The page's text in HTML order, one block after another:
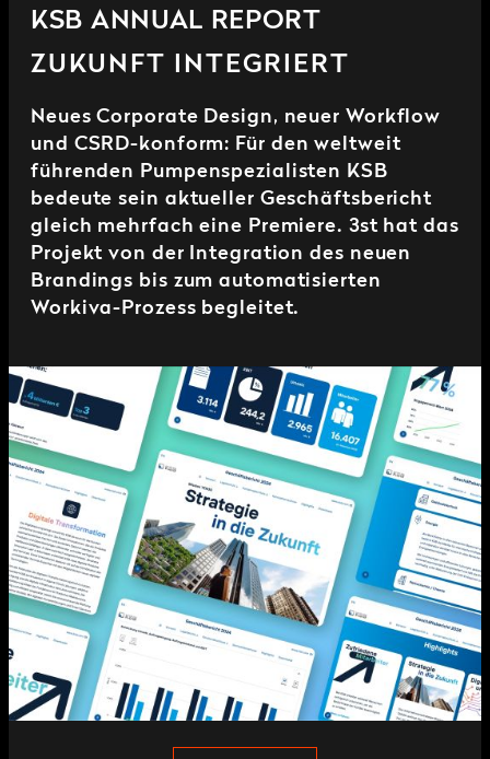
KSB ANNUAL REPORT
ZUKUNFT INTEGRIERT
Neues Corporate Design, neuer Workflow
und CSRD-konform: Für den weltweit
führenden Pumpenspezialisten KSB
bedeute sein aktueller Geschäftsbericht
gleich mehrfach eine Premiere. 3st hat das
Projekt von der Integration des neuen
Brandings bis zum automatisierten
Workiva-Prozess begleitet.